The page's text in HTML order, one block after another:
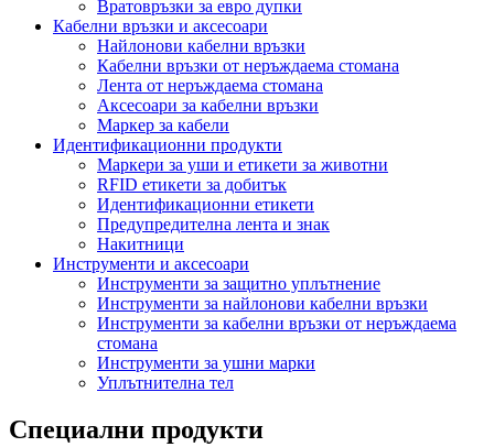
Вратовръзки за евро дупки
Кабелни връзки и аксесоари
Найлонови кабелни връзки
Кабелни връзки от неръждаема стомана
Лента от неръждаема стомана
Аксесоари за кабелни връзки
Маркер за кабели
Идентификационни продукти
Маркери за уши и етикети за животни
RFID етикети за добитък
Идентификационни етикети
Предупредителна лента и знак
Накитници
Инструменти и аксесоари
Инструменти за защитно уплътнение
Инструменти за найлонови кабелни връзки
Инструменти за кабелни връзки от неръждаема
стомана
Инструменти за ушни марки
Уплътнителна тел
Специални продукти